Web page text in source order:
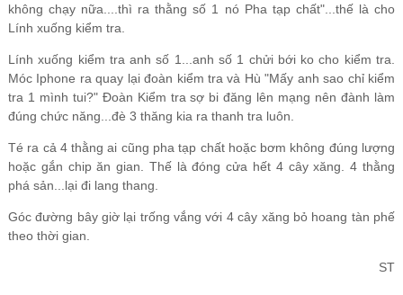
không chạy nữa....thì ra thằng số 1 nó Pha tạp chất"...thế là cho
Lính xuống kiểm tra.
Lính xuống kiểm tra anh số 1...anh số 1 chửi bới ko cho kiểm tra.
Móc Iphone ra quay lại đoàn kiểm tra và Hù "Mấy anh sao chỉ kiểm
tra 1 mình tui?" Đoàn Kiểm tra sợ bi đăng lên mạng nên đành làm
đúng chức năng...đè 3 thăng kia ra thanh tra luôn.
Té ra cả 4 thằng ai cũng pha tạp chất hoặc bơm không đúng lượng
hoặc gắn chip ăn gian. Thế là đóng cửa hết 4 cây xăng. 4 thằng
Góc đường bây giờ lại trống vắng với 4 cây xăng bỏ hoang tàn phế
theo thời gian.
ST